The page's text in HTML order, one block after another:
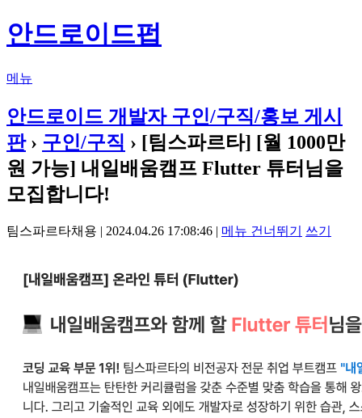
안드로이드펍
메뉴
안드로이드 개발자 구인/구직/홍보 게시
판› 구인/구직 › [팀스파르타] [월 1000만
원 가능] 내일배움캠프 Flutter 튜터님을
모집합니다!
팀스파르타채용 | 2024.04.26 17:08:46 | 메뉴 건너뛰기 쓰기